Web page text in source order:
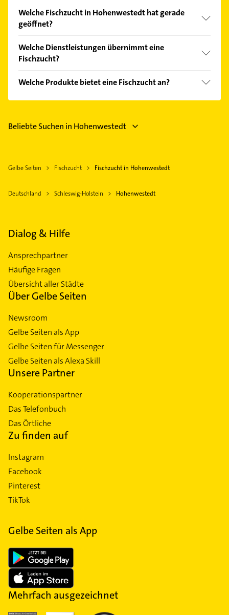
Welche Fischzucht in Hohenwestedt hat gerade
geöffnet?
Bitte beachten Sie, dass diese an Sonn- und
Feiertagen abweichen können.
Welche Dienstleistungen übernimmt eine
Fischzucht?
Welche Produkte bietet eine Fischzucht an?
Das Angebot umfasst unter anderem Futter,
Beliebte Suchen in Hohenwestedt
Gelbe Seiten Fischzucht Fischzucht in Hohenwestedt
Deutschland Schleswig-Holstein Hohenwestedt
Dialog & Hilfe
Ansprechpartner
Häufige Fragen
Übersicht aller Städte
Über Gelbe Seiten
Newsroom
Gelbe Seiten als App
Gelbe Seiten für Messenger
Gelbe Seiten als Alexa Skill
Unsere Partner
Kooperationspartner
Das Telefonbuch
Das Örtliche
Zu finden auf
Instagram
Facebook
Pinterest
TikTok
Gelbe Seiten als App
Mehrfach ausgezeichnet